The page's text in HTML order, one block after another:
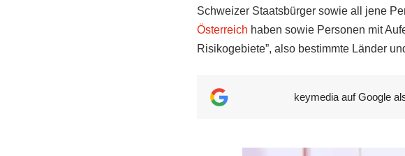
Schweizer Staatsbürger sowie all jene
Österreich haben sowie Personen mit
Risikogebiete”, also bestimmte Länder
keymedia auf Google